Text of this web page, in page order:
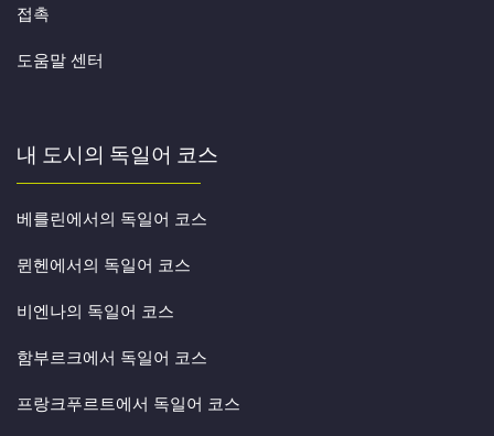
접촉
도움말 센터
내 도시의 독일어 코스
베를린에서의 독일어 코스
뮌헨에서의 독일어 코스
비엔나의 독일어 코스
함부르크에서 독일어 코스
프랑크푸르트에서 독일어 코스